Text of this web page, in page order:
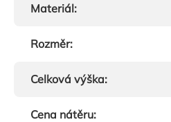
Materiál:
Rozměr:
Celková výška:
Cena nátěru: